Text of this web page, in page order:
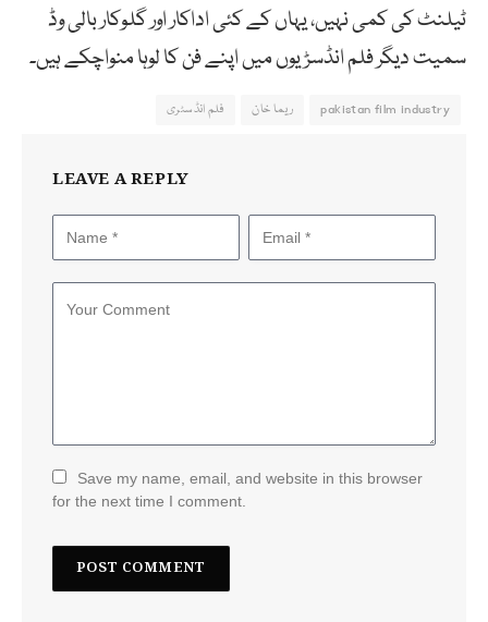
ٹیلنٹ کی کمی نہیں، یہاں کے کئی اداکار اور گلوکار بالی وڈ
سمیت دیگر فلم انڈسڑیوں میں اپنے فن کا لوہا منواچکے ہیں۔
pakistan film industry ریما خان فلم انڈسٹری
LEAVE A REPLY
Save my name, email, and website in this browser
for the next time I comment.